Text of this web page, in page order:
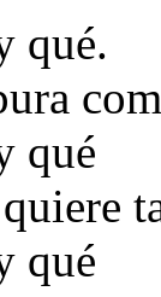
qué.
qué
qué